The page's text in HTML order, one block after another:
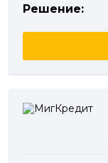
Решение: